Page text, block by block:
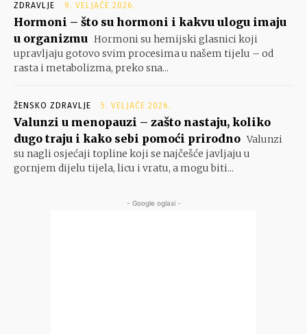
ZDRAVLJE 9. VELJAČE 2026.
Hormoni – što su hormoni i kakvu ulogu imaju
u organizmu Hormoni su hemijski glasnici koji
upravljaju gotovo svim procesima u našem tijelu – od
rasta i metabolizma, preko sna...
ŽENSKO ZDRAVLJE 5. VELJAČE 2026.
Valunzi u menopauzi – zašto nastaju, koliko
dugo traju i kako sebi pomoći prirodno Valunzi
su nagli osjećaji topline koji se najčešće javljaju u
gornjem dijelu tijela, licu i vratu, a mogu biti...
- Google oglasi -